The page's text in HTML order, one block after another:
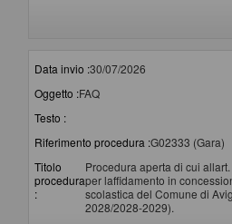
Data invio :30/07/2026
Oggetto :FAQ
Testo :
Riferimento procedura :G02333 (Gara)
Titolo
procedura
:
Procedura aperta di cui
per laffidamento in
scolastica del Comune di
2028/2028-2029).